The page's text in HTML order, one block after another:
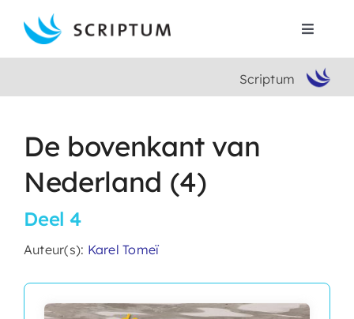
content
Toggle
Boeken
Auteurs
Search
Scriptum
De bovenkant van
Nederland (4)
Deel 4
Auteur(s): Karel Tomeï